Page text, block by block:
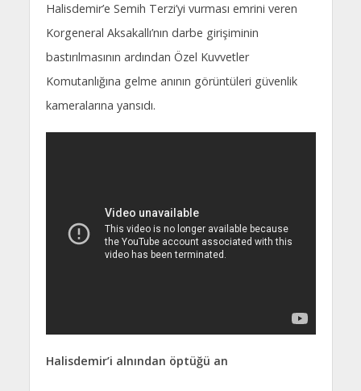
Halisdemir’e Semih Terzi’yi vurması emrini veren
Korgeneral Aksakallı’nın darbe girişiminin
bastırılmasının ardından Özel Kuvvetler
Komutanlığına gelme anının görüntüleri güvenlik
kameralarına yansıdı.
Halisdemir’i alnından öptüğü an